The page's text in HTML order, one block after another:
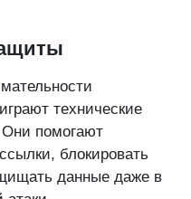
технические
Они помогают
блокировать
данные даже в